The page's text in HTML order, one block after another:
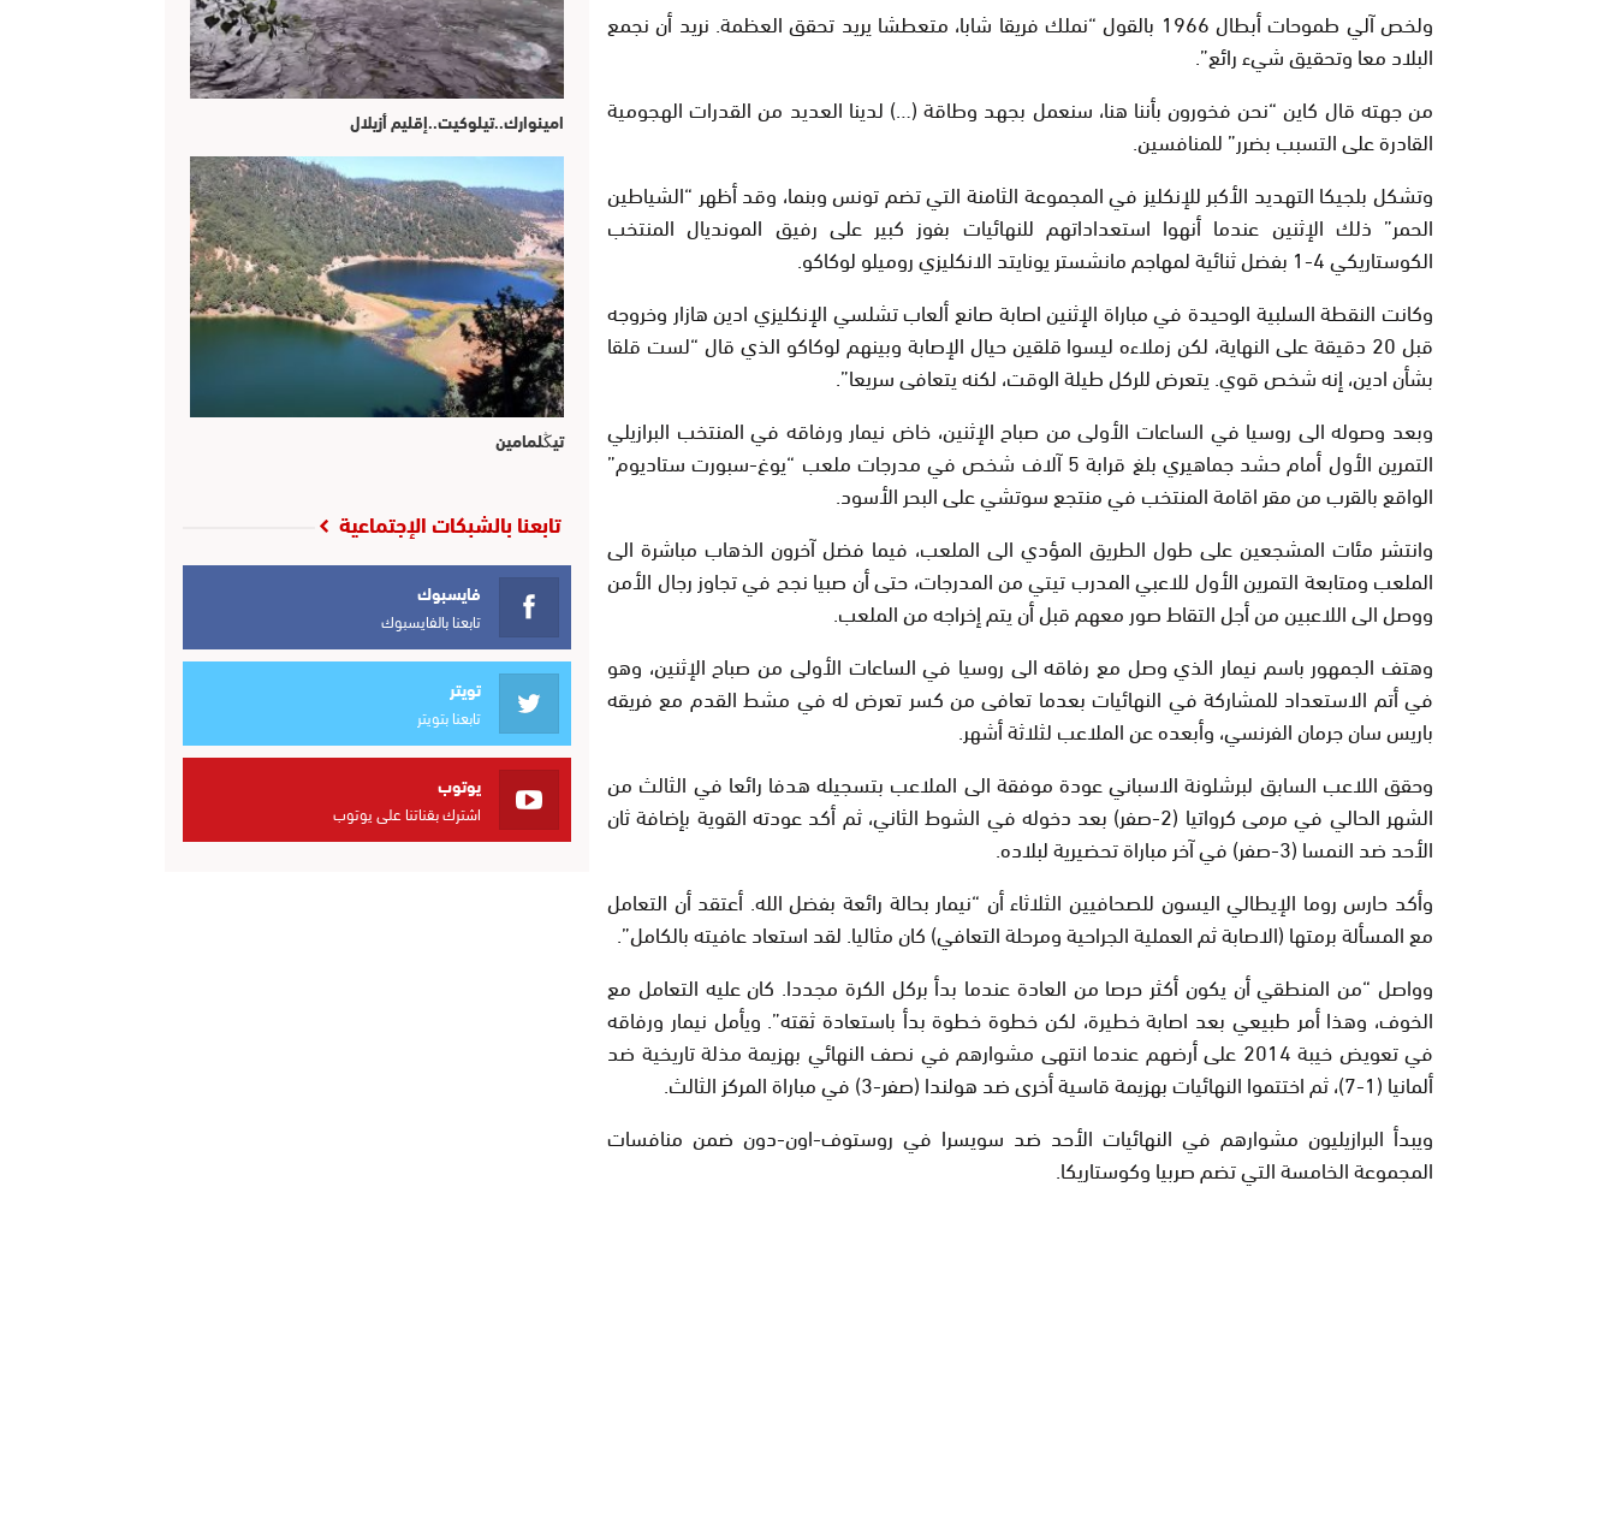
ولخص آلي طموحات أبطال 1966 بالقول “نملك فريقا شابا، متعطشا يريد تحقق العظمة. نريد أن نجمع
البلاد معا وتحقيق شيء رائع”.
من جهته قال كاين “نحن فخورون بأننا هنا، سنعمل بجهد وطاقة (…) لدينا العديد من القدرات الهجومية
القادرة على التسبب بضرر” للمنافسين.
وتشكل بلجيكا التهديد الأكبر للإنكليز في المجموعة الثامنة التي تضم تونس وبنما، وقد أظهر “الشياطين
الحمر” ذلك الإثنين عندما أنهوا استعداداتهم للنهائيات بفوز كبير على رفيق المونديال المنتخب
الكوستاريكي 4-1 بفضل ثنائية لمهاجم مانشستر يونايتد الانكليزي روميلو لوكاكو.
وكانت النقطة السلبية الوحيدة في مباراة الإثنين اصابة صانع ألعاب تشلسي الإنكليزي ادين هازار وخروجه
قبل 20 دقيقة على النهاية، لكن زملاءه ليسوا قلقين حيال الإصابة وبينهم لوكاكو الذي قال “لست قلقا
بشأن ادين، إنه شخص قوي. يتعرض للركل طيلة الوقت، لكنه يتعافى سريعا”.
وبعد وصوله الى روسيا في الساعات الأولى من صباح الإثنين، خاض نيمار ورفاقه في المنتخب البرازيلي
التمرين الأول أمام حشد جماهيري بلغ قرابة 5 آلاف شخص في مدرجات ملعب “يوغ-سبورت ستاديوم”
الواقع بالقرب من مقر اقامة المنتخب في منتجع سوتشي على البحر الأسود.
وانتشر مئات المشجعين على طول الطريق المؤدي الى الملعب، فيما فضل آخرون الذهاب مباشرة الى
الملعب ومتابعة التمرين الأول للاعبي المدرب تيتي من المدرجات، حتى أن صبيا نجح في تجاوز رجال الأمن
ووصل الى اللاعبين من أجل التقاط صور معهم قبل أن يتم إخراجه من الملعب.
وهتف الجمهور باسم نيمار الذي وصل مع رفاقه الى روسيا في الساعات الأولى من صباح الإثنين، وهو
في أتم الاستعداد للمشاركة في النهائيات بعدما تعافى من كسر تعرض له في مشط القدم مع فريقه
باريس سان جرمان الفرنسي، وأبعده عن الملاعب لثلاثة أشهر.
وحقق اللاعب السابق لبرشلونة الاسباني عودة موفقة الى الملاعب بتسجيله هدفا رائعا في الثالث من
الشهر الحالي في مرمى كرواتيا (2-صفر) بعد دخوله في الشوط الثاني، ثم أكد عودته القوية بإضافة ثان
الأحد ضد النمسا (3-صفر) في آخر مباراة تحضيرية لبلاده.
وأكد حارس روما الإيطالي اليسون للصحافيين الثلاثاء أن “نيمار بحالة رائعة بفضل الله. أعتقد أن التعامل
مع المسألة برمتها (الاصابة ثم العملية الجراحية ومرحلة التعافي) كان مثاليا. لقد استعاد عافيته بالكامل”.
وواصل “من المنطقي أن يكون أكثر حرصا من العادة عندما بدأ بركل الكرة مجددا. كان عليه التعامل مع
الخوف، وهذا أمر طبيعي بعد اصابة خطيرة، لكن خطوة خطوة بدأ باستعادة ثقته”. ويأمل نيمار ورفاقه
في تعويض خيبة 2014 على أرضهم عندما انتهى مشوارهم في نصف النهائي بهزيمة مذلة تاريخية ضد
ألمانيا (1-7)، ثم اختتموا النهائيات بهزيمة قاسية أخرى ضد هولندا (صفر-3) في مباراة المركز الثالث.
ويبدأ البرازيليون مشوارهم في النهائيات الأحد ضد سويسرا في روستوف-اون-دون ضمن منافسات
المجموعة الخامسة التي تضم صربيا وكوستاريكا.
امينوارك..تيلوكيت..إقليم أزيلال
تيڭلمامين
تابعنا بالشبكات الإجتماعية
فايسبوك
تابعنا بالفايسبوك
تويتر
تابعنا بتويتر
يوتوب
اشترك بقناتنا على يوتوب